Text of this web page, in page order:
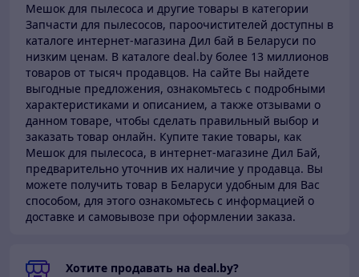
Мешок для пылесоса и другие товары в категории
Запчасти для пылесосов, пароочистителей доступны в
каталоге интернет-магазина Дил бай в Беларуси по
низким ценам. В каталоге deal.by более 13 миллионов
товаров от тысяч продавцов. На сайте Вы найдете
выгодные предложения, ознакомьтесь с подробными
характеристиками и описанием, а также отзывами о
данном товаре, чтобы сделать правильный выбор и
заказать товар онлайн. Купите такие товары, как
Мешок для пылесоса, в интернет-магазине Дил Бай,
предварительно уточнив их наличие у продавца. Вы
можете получить товар в Беларуси удобным для Вас
способом, для этого ознакомьтесь с информацией о
доставке и самовывозе при оформлении заказа.
Хотите продавать на deal.by?